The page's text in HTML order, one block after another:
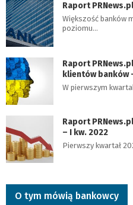
Raport
Większość banków
poziomu…
Raport
klientów banków
W pierwszym
Raport
– I kw. 2022
Pierwszy kwartał
O tym mówią bankowcy